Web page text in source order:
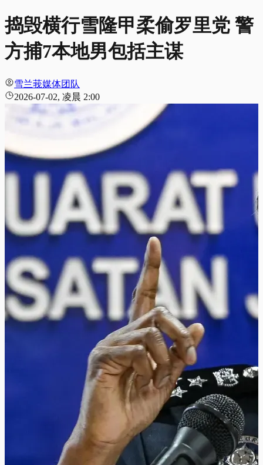
捣毁横行雪隆甲柔偷罗里党 警
方捕7本地男包括主谋
雪兰莪媒体团队
2026-07-02, 凌晨 2:00